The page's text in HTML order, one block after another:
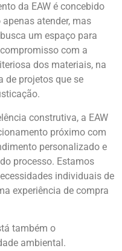
da EAW é concebido
atender, mas
um espaço para
com a
dos materiais, na
de projetos que se
construtiva, a EAW
próximo com
personalizado e
processo. Estamos
individuais de
experiência de compra
também o
ambiental.